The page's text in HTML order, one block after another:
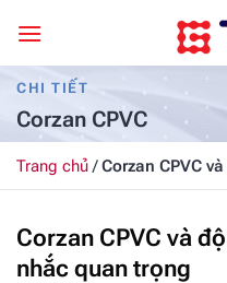
qua
nội
dungCHI TIẾT
Corzan CPVC
Trang chủ/Corzan CPVC
quan trọng
Corzan CPVC và
nhắc quan trọng